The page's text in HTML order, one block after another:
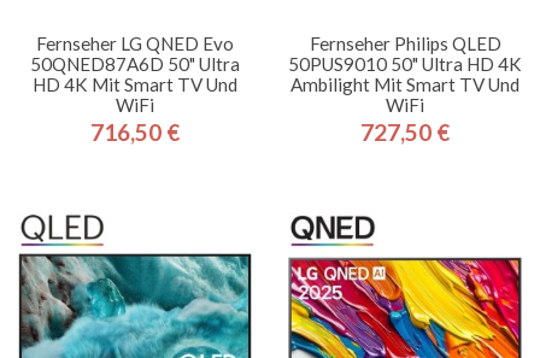
Fernseher LG QNED Evo
50QNED87A6D 50" Ultra
HD 4K Mit Smart TV Und
WiFi
Preis
716,50 €
Fernseher Philips QLED
50PUS9010 50" Ultra HD 4K
Ambilight Mit Smart TV Und
WiFi
Preis
727,50 €